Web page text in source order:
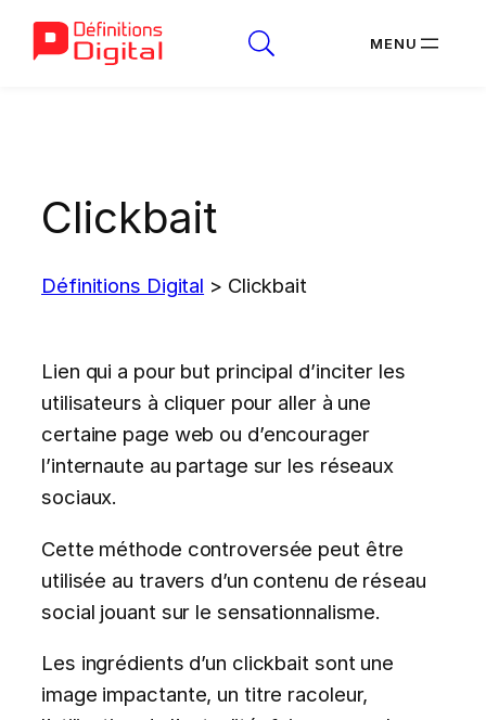
Clickbait
Définitions Digital > Clickbait
Lien qui a pour but principal d’inciter les
utilisateurs à cliquer pour aller à une
certaine page web ou d’encourager
l’internaute au partage sur les réseaux
sociaux.
Cette méthode controversée peut être
utilisée au travers d’un contenu de réseau
social jouant sur le sensationnalisme.
Les ingrédients d’un clickbait sont une
image impactante, un titre racoleur,